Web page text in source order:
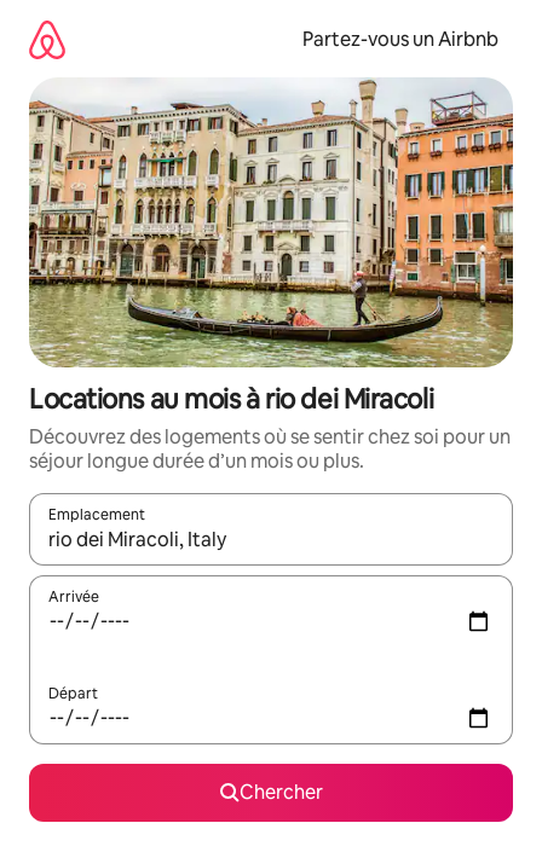
directement
contenu
Partez-vous un Airbnb
Locations au mois à rio dei Miracoli
Découvrez des logements où se sentir chez soi pour un
séjour longue durée d’un mois ou plus.
Emplacement
Quand les résultats sont affichés, parcourez-les en utilisant
Arrivée
Départ
Chercher